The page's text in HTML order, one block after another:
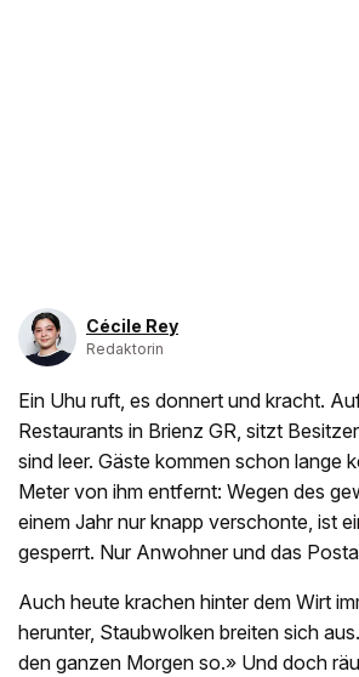
Cécile Rey
Redaktorin
Ein Uhu ruft, es donnert und kracht.
Restaurants in Brienz GR, sitzt
sind leer. Gäste kommen schon lange
Meter von ihm entfernt: Wegen des
einem Jahr nur knapp verschonte, ist
gesperrt. Nur Anwohner und das
Auch heute krachen hinter dem Wirt
herunter, Staubwolken breiten sich
den ganzen Morgen so.» Und doch